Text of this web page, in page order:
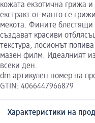
кожата екзотична грижа
екстракт от манго се
мекота. Фините блестящи
създават красиви
текстура, лосионът
мазен филм. Идеалният
всеки ден.
dm артикулен номер на
GTIN: 4066447966879
Характеристики на